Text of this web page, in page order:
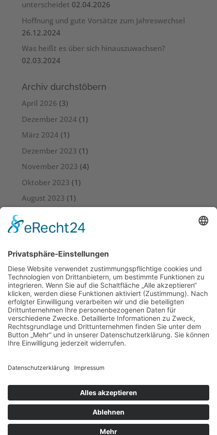
unterscheidet 02.04.2026
Hoffnung und gute Vorsätze zum Jahreswechsel
26.12.2024
Was heißt es über sich hinauszuwachsen?
02.03.2024
Archiv durchstöbern
April 2026 (3)
Dezember 2024 (1)
März 2024 (1)
Dezember 2023 (1)
November 2023 (4)
Oktober 2023 (1)
August 2023 (1)
Juni 2023(3)
April 2023
März 2023(5)
Februar 2023(3)
Januar 2023 (4)
Dezember 2022 (4)
November 2022(4)
Kontakt Impressum
Datenschutz
Cookie-Einstellungen